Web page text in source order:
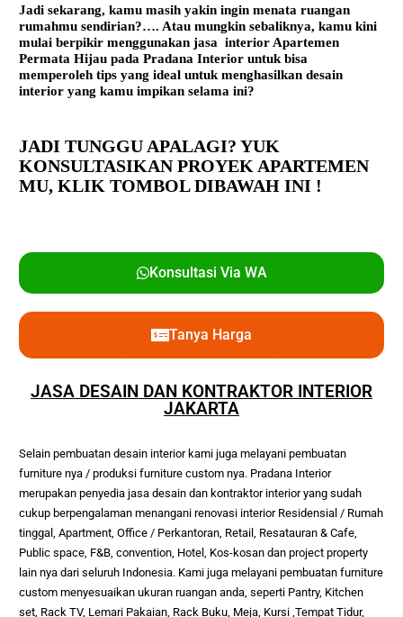
Jadi sekarang, kamu masih yakin ingin menata ruangan
rumahmu sendirian?…. Atau mungkin sebaliknya, kamu kini
mulai berpikir menggunakan jasa interior Apartemen
Permata Hijau pada Pradana Interior untuk bisa
memperoleh tips yang ideal untuk menghasilkan desain
interior yang kamu impikan selama ini?
JADI TUNGGU APALAGI? YUK
KONSULTASIKAN PROYEK APARTEMEN
MU,KLIK TOMBOL DIBAWAH INI !
Konsultasi Via WA
Tanya Harga
JASA DESAIN DAN KONTRAKTOR INTERIOR
JAKARTA
Selain pembuatan desain interior kami juga melayani pembuatan
furniture nya / produksi furniture custom nya. Pradana Interior
merupakan penyedia jasa desain dan kontraktor interior yang sudah
cukup berpengalaman menangani renovasi interior Residensial / Rumah
tinggal, Apartment, Office / Perkantoran, Retail, Resatauran & Cafe,
Public space, F&B, convention, Hotel, Kos-kosan dan project property
lain nya dari seluruh Indonesia. Kami juga melayani pembuatan furniture
custom menyesuaikan ukuran ruangan anda, seperti Pantry, Kitchen
set, Rack TV, Lemari Pakaian, Rack Buku, Meja, Kursi ,Tempat Tidur,